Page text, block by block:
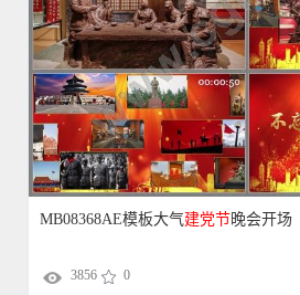
MB08368AE模板大气建党节晚会开场
3856 0